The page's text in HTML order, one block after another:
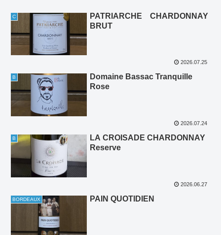
C
PATRIARCHE CHARDONNAY
BRUT
2026.07.25
B
Domaine Bassac Tranquille
Rose
2026.07.24
B
LA CROISADE CHARDONNAY
Reserve
2026.06.27
BORDEAUX PAIN QUOTIDIEN